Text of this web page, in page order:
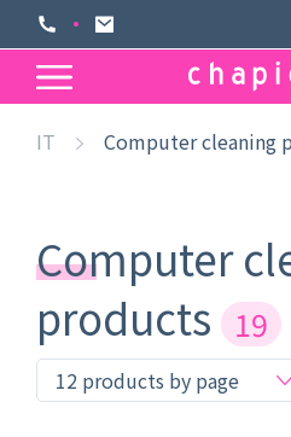
IT Computer cleaning
Computer
products
19